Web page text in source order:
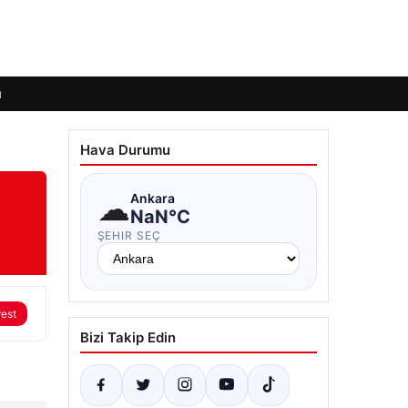
Hava Durumu
☁Ankara
NaN°C
ŞEHIR SEÇ
Bizi Takip Edin